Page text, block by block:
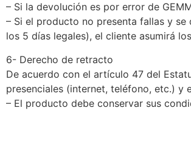
– Si la devolución es por error de
– Si el producto no presenta fallas y
los 5 días legales), el cliente asumirá
6- Derecho de retracto
De acuerdo con el artículo 47 del
presenciales (internet, teléfono, etc.) y
– El producto debe conservar sus